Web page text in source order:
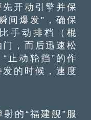
开动引擎并保
间爆发”，确保
手动排档（棍
，而后迅速松
止动轮挡”的作
的时候，速度
的“福建舰”服